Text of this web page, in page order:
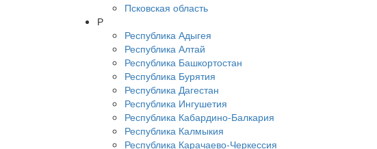
Псковская область
Р
Республика Адыгея
Республика Алтай
Республика Башкортостан
Республика Бурятия
Республика Дагестан
Республика Ингушетия
Республика Кабардино-Балкария
Республика Калмыкия
Республика Карачаево-Черкессия